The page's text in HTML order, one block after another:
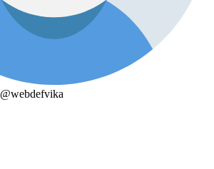
@webdefvika